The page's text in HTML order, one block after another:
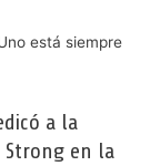
está siempre
a la
Strong en la